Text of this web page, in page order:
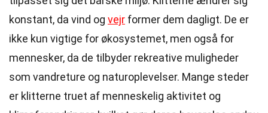
konstant, da vind og vejr former dem dagligt. De er
ikke kun vigtige for økosystemet, men også for
mennesker, da de tilbyder rekreative muligheder
som vandreture og naturoplevelser. Mange steder
er klitterne truet af menneskelig aktivitet og